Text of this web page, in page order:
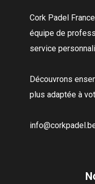
Cork Padel France
équipe de
service
Découvrons
plus adaptée à